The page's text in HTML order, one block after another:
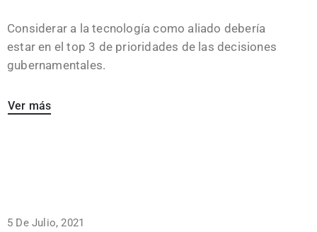
Considerar a la tecnología como aliado debería
estar en el top 3 de prioridades de las decisiones
gubernamentales.
Ver más
5 De Julio, 2021